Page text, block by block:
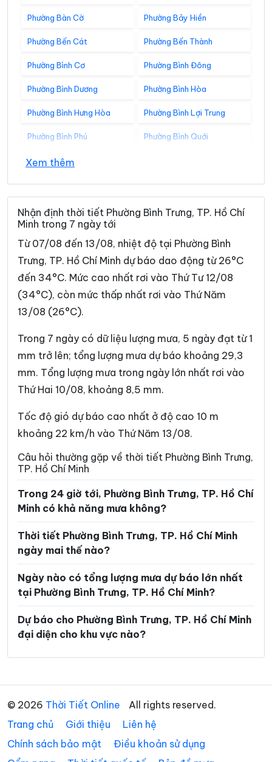
Phường Bàn Cờ Phường Bảy Hiền
Phường Bến Cát Phường Bến Thành
Phường Bình Cơ Phường Bình Đông
Phường Bình Dương Phường Bình Hòa
Phường Bình Hưng Hòa Phường Bình Lợi Trung
Phường Bình Phú Phường Bình Quới
Phường Bình Tân
Phường Bình Thạnh Phường Bình Thới
Phường Bình Tiên Phường Bình Trị Đông
Phường Cát Lái
Phường Cầu Ông Lãnh Phường Chánh Hiệp
Phường Chánh Hưng Phường Chánh Phú Hòa
Phường Chợ Lớn
Phường Đông Hòa Phường Đông Hưng Thuận
Phường Đức Nhuận Phường Gia Định
Phường Gò Vấp
Phường Hiệp Bình Phường Hòa Hưng
Phường Lái Thiêu
Phường Long Bình Phường Long Hương
Phường Long Nguyên Phường Long Phước
Phường Long Trường Phường Minh Phụng
Phường Nhiêu Lộc Phường Phú An
Phường Phú Định Phường Phú Lâm
Phường Phú Nhuận Phường Phú Thạnh
Phường Phú Thọ Hòa Phường Phú Thuận
Phường Phước Long Phường Phước Thắng
Phường Rạch Dừa Phường Sài Gòn
Phường Tam Bình Phường Tam Long
Xem thêm
Nhận định thời tiết Phường Bình Trưng, TP. Hồ Chí
Minh trong 7 ngày tới
Từ 07/08 đến 13/08, nhiệt độ tại Phường Bình
Trưng, TP. Hồ Chí Minh dự báo dao động từ 26°C
đến 34°C. Mức cao nhất rơi vào Thứ Tư 12/08
(34°C), còn mức thấp nhất rơi vào Thứ Năm
13/08 (26°C).
Trong 7 ngày có dữ liệu lượng mưa, 5 ngày đạt từ 1
mm trở lên; tổng lượng mưa dự báo khoảng 29,3
mm. Tổng lượng mưa trong ngày lớn nhất rơi vào
Thứ Hai 10/08, khoảng 8,5 mm.
Tốc độ gió dự báo cao nhất ở độ cao 10 m
khoảng 22 km/h vào Thứ Năm 13/08.
Câu hỏi thường gặp về thời tiết Phường Bình Trưng,
TP. Hồ Chí Minh
Trong 24 giờ tới, Phường Bình Trưng, TP. Hồ Chí
Minh có khả năng mưa không?
Thời tiết Phường Bình Trưng, TP. Hồ Chí Minh
ngày mai thế nào?
Ngày nào có tổng lượng mưa dự báo lớn nhất
tại Phường Bình Trưng, TP. Hồ Chí Minh?
Dự báo cho Phường Bình Trưng, TP. Hồ Chí Minh
đại diện cho khu vực nào?
© 2026 Thời Tiết Online
All rights reserved.
Trang chủ
Giới thiệu
Liên hệ
Chính sách bảo mật
Điều khoản sử dụng